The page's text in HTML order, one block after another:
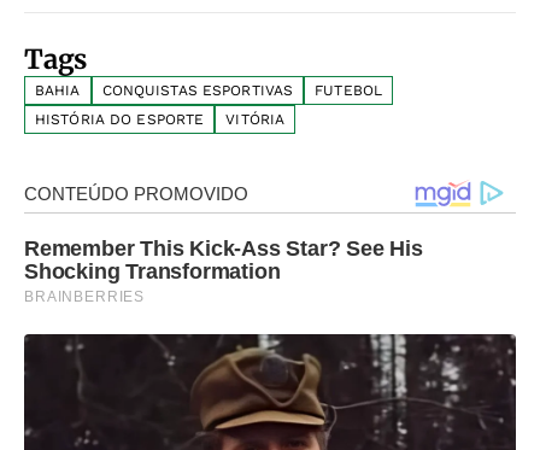
Tags
BAHIA CONQUISTAS ESPORTIVAS
FUTEBOL
HISTÓRIA DO ESPORTE
VITÓRIA